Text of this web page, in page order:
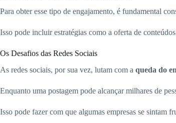
Para obter esse tipo de engajamento, é fundamental
Isso pode incluir estratégias como a oferta de
Os Desafios das Redes Sociais
As redes sociais, por sua vez, lutam com a queda do
Enquanto uma postagem pode alcançar milhares de
Isso pode fazer com que algumas empresas se sintam